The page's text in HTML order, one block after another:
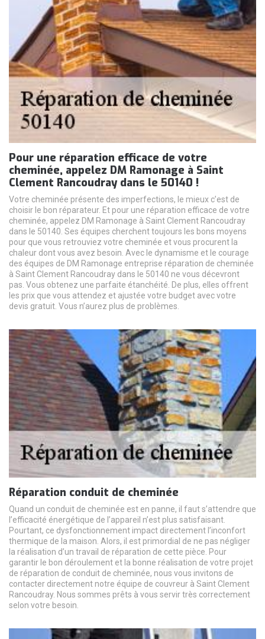
Pour une réparation efficace de votre
cheminée, appelez DM Ramonage à Saint
Clement Rancoudray dans le 50140 !
Votre cheminée présente des imperfections, le mieux c’est de
choisir le bon réparateur. Et pour une réparation efficace de votre
cheminée, appelez DM Ramonage à Saint Clement Rancoudray
dans le 50140. Ses équipes cherchent toujours les bons moyens
pour que vous retrouviez votre cheminée et vous procurent la
chaleur dont vous avez besoin. Avec le dynamisme et le courage
des équipes de DM Ramonage entreprise réparation de cheminée
à Saint Clement Rancoudray dans le 50140 ne vous décevront
pas. Vous obtenez une parfaite étanchéité. De plus, elles offrent
les prix que vous attendez et ajustée votre budget avec votre
devis gratuit. Vous n’aurez plus de problèmes.
Réparation conduit de cheminée
Quand un conduit de cheminée est en panne, il faut s’attendre que
l’efficacité énergétique de l’appareil n’est plus satisfaisant.
Pourtant, ce dysfonctionnement impact directement l’inconfort
thermique de la maison. Alors, il est primordial de ne pas négliger
la réalisation d’un travail de réparation de cette pièce. Pour
garantir le bon déroulement et la bonne réalisation de votre projet
de réparation de conduit de cheminée, nous vous invitons de
contacter directement notre équipe de couvreur à Saint Clement
Rancoudray. Nous sommes prêts à vous servir très correctement
selon votre besoin.